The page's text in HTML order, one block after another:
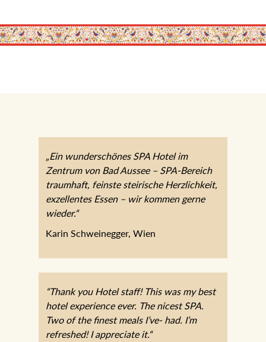
„Ein wunderschönes SPA Hotel im
Zentrum von Bad Aussee – SPA-Bereich
traumhaft, feinste steirische Herzlichkeit,
exzellentes Essen – wir kommen gerne
“Thank you Hotel staff! This was my best
hotel experience ever. The nicest SPA.
Two of the finest meals I’ve- had. I’m